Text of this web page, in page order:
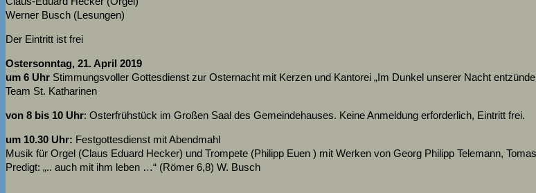
Werner Busch (Lesungen)
Der Eintritt ist frei
Ostersonntag, 21. April 2019
um 6 Uhr Stimmungsvoller Gottesdienst zur Osternacht mit Kerzen und Kantorei „Im Dunkel unserer Nacht
Team St. Katharinen
von 8 bis 10 Uhr: Osterfrühstück im Großen Saal des Gemeindehauses. Keine Anmeldung erforderlich, Eintritt frei.
um 10.30 Uhr: Festgottesdienst mit Abendmahl
Musik für Orgel (Claus Eduard Hecker) und Trompete (Philipp Euen ) mit Werken von Georg Philipp Telemann,
Predigt: „.. auch mit ihm leben …“ (Römer 6,8) W. Busch